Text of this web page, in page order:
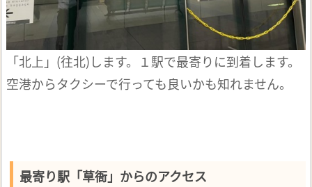
「北上」(往北)します。１駅で最寄りに到着します。
空港からタクシーで行っても良いかも知れません。
最寄り駅「草衙」からのアクセス